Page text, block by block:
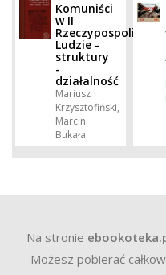
Komuniści
w II
Rzeczypospolitej.
Ludzie -
struktury
-
działalność
Mariusz
Krzysztofiński,
Marcin
Bukała
Na stronie
Możesz pobierać